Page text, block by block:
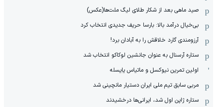
صید ماهی بعد از شکار طلای لیگ ملت‌ها(عکس)
بی‌خیال درآمد بالا: بارسا حریف جدیدی انتخاب کرد
آرزومندی گارد خلاقش را به آبادان برد!
ستاره آرسنال به عنوان جانشین لوکاکو انتخاب شد
اولین تمرین نیوکسل و ماتیاس یایسله
مربی سابق تیم ملی ایران دستیار مانچینی شد
ستاره ژاپن اول شد، ایرانی‌ها درخشیدند